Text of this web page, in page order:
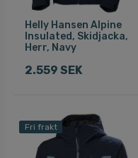
Helly Hansen Alpine
Insulated, Skidjacka,
Herr, Navy
2.559 SEK
Fri frakt